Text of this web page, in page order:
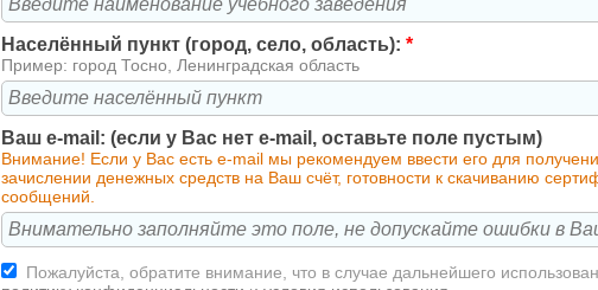
Населённый пункт (город, село, область): *
Пример: город Тосно, Ленинградская область
Ваш e-mail: (если у Вас нет e-mail, оставьте поле пустым)
Внимание! Если у Вас есть e-mail мы рекомендуем ввести его для
зачислении денежных средств на Ваш счёт, готовности к скачиванию
сообщений.
Пожалуйста, обратите внимание, что в случае дальнейшего